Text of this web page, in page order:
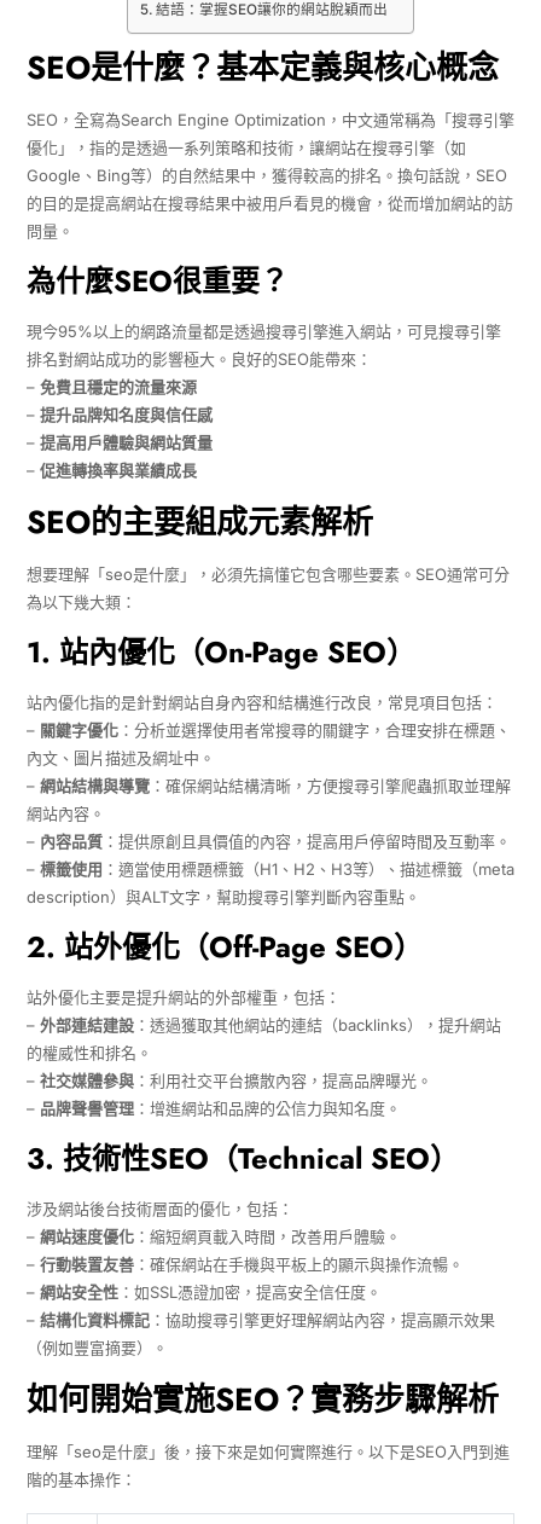
結語：掌握SEO讓你的網站脫穎而出
SEO是什麼？基本定義與核心概念
SEO，全寫為Search Engine Optimization，中文通常稱為「搜尋引擎
優化」，指的是透過一系列策略和技術，讓網站在搜尋引擎（如
Google、Bing等）的自然結果中，獲得較高的排名。換句話說，SEO
的目的是提高網站在搜尋結果中被用戶看見的機會，從而增加網站的訪
問量。
為什麼SEO很重要？
現今95%以上的網路流量都是透過搜尋引擎進入網站，可見搜尋引擎
排名對網站成功的影響極大。良好的SEO能帶來：
– 免費且穩定的流量來源
– 提升品牌知名度與信任感
– 提高用戶體驗與網站質量
– 促進轉換率與業績成長
SEO的主要組成元素解析
想要理解「seo是什麼」，必須先搞懂它包含哪些要素。SEO通常可分
為以下幾大類：
1. 站內優化（On-Page SEO）
站內優化指的是針對網站自身內容和結構進行改良，常見項目包括：
– 關鍵字優化：分析並選擇使用者常搜尋的關鍵字，合理安排在標題、
內文、圖片描述及網址中。
– 網站結構與導覽：確保網站結構清晰，方便搜尋引擎爬蟲抓取並理解
網站內容。
– 內容品質：提供原創且具價值的內容，提高用戶停留時間及互動率。
– 標籤使用 ：適當使用標題標籤（H1、H2、H3等）、描述標籤（meta
description）與ALT文字，幫助搜尋引擎判斷內容重點。
2. 站外優化（Off-Page SEO）
站外優化主要是提升網站的外部權重，包括：
– 外部連結建設：透過獲取其他網站的連結（backlinks），提升網站
的權威性和排名。
– 社交媒體參與：利用社交平台擴散內容，提高品牌曝光。
– 品牌聲譽管理：增進網站和品牌的公信力與知名度。
3. 技術性SEO（Technical SEO）
涉及網站後台技術層面的優化，包括：
– 網站速度優化：縮短網頁載入時間，改善用戶體驗。
– 行動裝置友善：確保網站在手機與平板上的顯示與操作流暢。
– 網站安全性：如SSL憑證加密，提高安全信任度。
– 結構化資料標記：協助搜尋引擎更好理解網站內容，提高顯示效果
（例如豐富摘要）。
如何開始實施SEO？實務步驟解析
理解「seo是什麼」後，接下來是如何實際進行。以下是SEO入門到進
階的基本操作：